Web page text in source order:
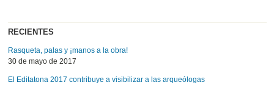
RECIENTES
Rasqueta, palas y ¡manos a la obra!
30 de mayo de 2017
El Editatona 2017 contribuye a visibilizar a las arqueólogas